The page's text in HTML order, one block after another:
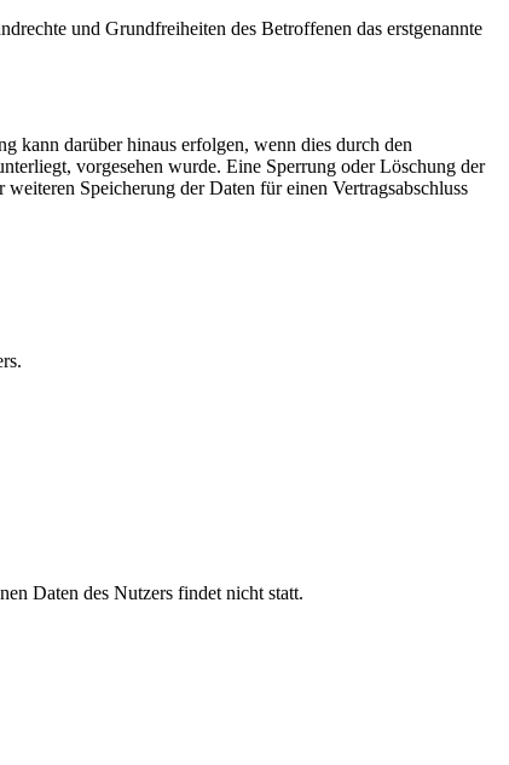
und Grundfreiheiten des Betroffenen das erstgenannte
kann darüber hinaus erfolgen, wenn dies durch den
vorgesehen wurde. Eine Sperrung oder Löschung der
Speicherung der Daten für einen Vertragsabschluss
Daten des Nutzers findet nicht statt.